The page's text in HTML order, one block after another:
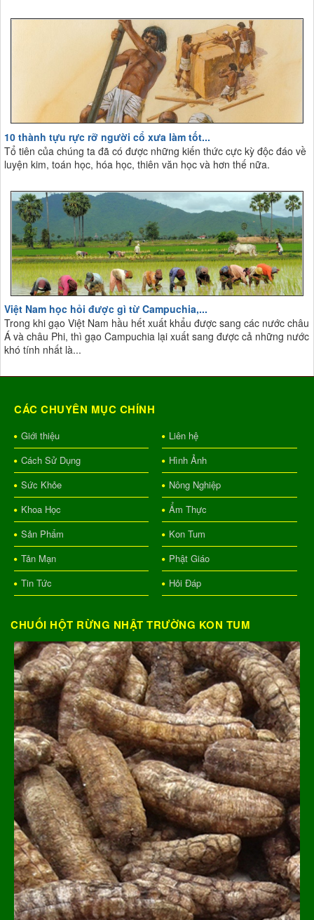
10 thành tựu rực rỡ người cổ xưa làm tốt...
Tổ tiên của chúng ta đã có được những kiến thức cực kỳ độc đáo về
luyện kim, toán học, hóa học, thiên văn học và hơn thế nữa.
Việt Nam học hỏi được gì từ Campuchia,...
Trong khi gạo Việt Nam hầu hết xuất khẩu được sang các nước châu
Á và châu Phi, thì gạo Campuchia lại xuất sang được cả những nước
khó tính nhất là...
CÁC CHUYÊN MỤC CHÍNH
Giới thiệu
Liên hệ
Cách Sử Dụng
Hình Ảnh
Sức Khỏe
Nông Nghiệp
Khoa Học
Ẩm Thực
Sản Phẩm
Kon Tum
Tản Mạn
Phật Giáo
Tin Tức
Hỏi Đáp
CHUỐI HỘT RỪNG NHẬT TRƯỜNG KON TUM